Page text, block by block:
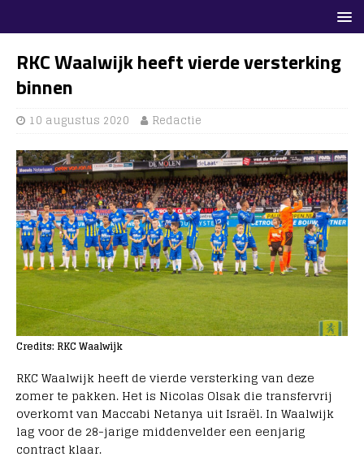
RKC Waalwijk heeft vierde versterking
binnen
10 augustus 2020 Redactie
Credits: RKC Waalwijk
RKC Waalwijk heeft de vierde versterking van deze
zomer te pakken. Het is Nicolas Olsak die transfervrij
overkomt van Maccabi Netanya uit Israël. In Waalwijk
lag voor de 28-jarige middenvelder een eenjarig
contract klaar.